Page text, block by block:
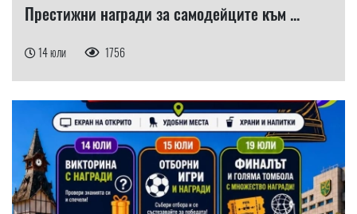
Престижни награди за самодейците към ...
14 юли 1756